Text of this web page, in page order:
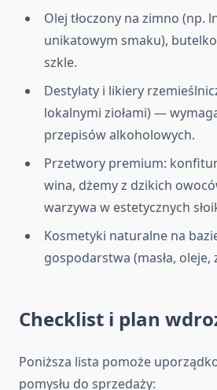
Olej tłoczony na zimno (np.
unikatowym smaku),
szkle.
Destylaty i likiery
lokalnymi ziołami) —
przepisów alkoholowych.
Przetwory premium:
wina, dżemy z dzikich
warzywa w estetycznych
Kosmetyki naturalne na
gospodarstwa (masła, oleje,
Checklist i plan
Poniższa lista pomoże
pomysłu do sprzedaży: